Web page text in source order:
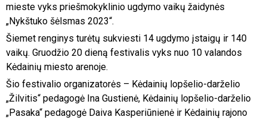
mieste vyks priešmokyklinio ugdymo vaikų žaidynės
„Nykštuko šėlsmas 2023“.
Šiemet renginys turėtų sukviesti 14 ugdymo įstaigų ir 140
vaikų. Gruodžio 20 dieną festivalis vyks nuo 10 valandos
Kėdainių miesto arenoje.
Šio festivalio organizatorės – Kėdainių lopšelio-darželio
„Žilvitis“ pedagogė Ina Gustienė, Kėdainių lopšelio-darželio
„Pasaka“ pedagogė Daiva Kasperiūnienė ir Kėdainių rajono